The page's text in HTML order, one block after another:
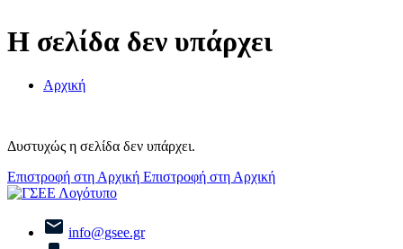
Η σελίδα δεν υπάρχει
Αρχική
Δυστυχώς η σελίδα δεν υπάρχει.
Επιστροφή στη Αρχική Επιστροφή στη Αρχική
info@gsee.gr